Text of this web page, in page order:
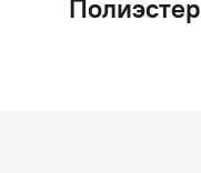
Полиэстер